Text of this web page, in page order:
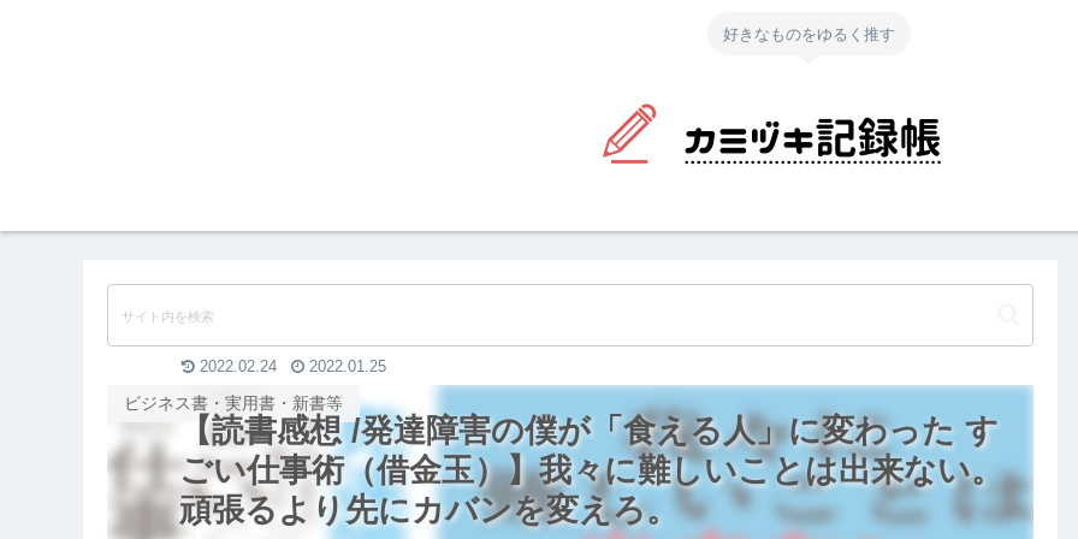
好きなものをゆるく推す
【読書感想 /発達障害の僕が「食える人」に変わった す
ごい仕事術（借金玉）】我々に難しいことは出来ない。
頑張るより先にカバンを変えろ。
ビジネス書・実用書・新書等
2022.02.24 2022.01.25